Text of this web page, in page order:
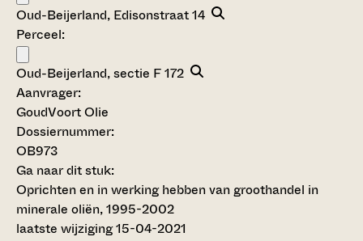
Oud-Beijerland, Edisonstraat 14
Perceel:
Oud-Beijerland, sectie F 172
Aanvrager:
GoudVoort Olie
Dossiernummer:
OB973
Ga naar dit stuk:
Oprichten en in werking hebben van groothandel in
minerale oliën, 1995-2002
laatste wijziging 15-04-2021